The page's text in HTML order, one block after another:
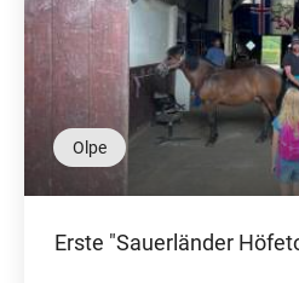
Olpe
Erste "Sauerländer